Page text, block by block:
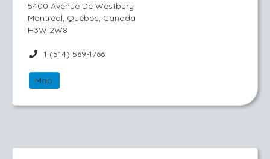
5400 Avenue De Westbury
Montréal, Québec, Canada
H3W 2W8
1 (514) 569-1766
Map